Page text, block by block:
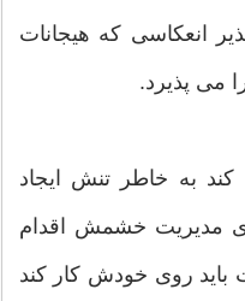
انعکاسی که هیجانات
می پذیرد.
به خاطر تنش ایجاد
مدیریت خشمش اقدام
باید روی خودش کار کند